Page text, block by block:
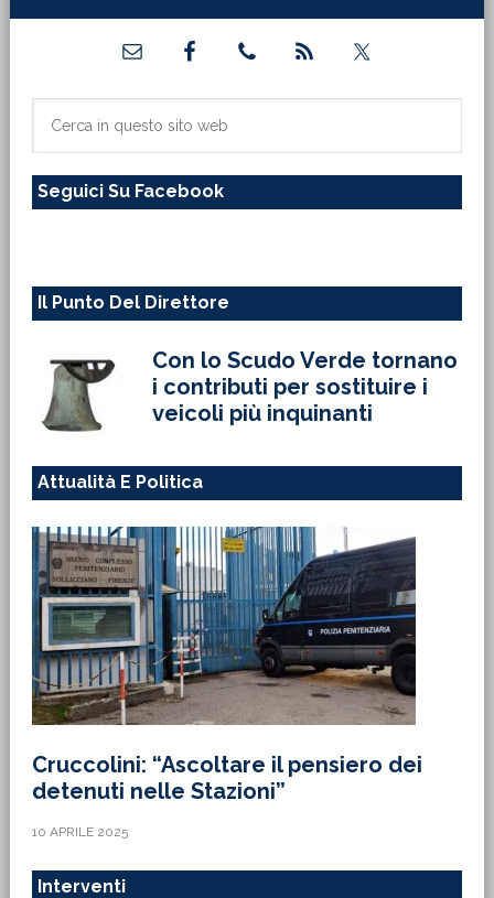
primaria
sito
Seguici Su Facebook
Il Punto Del Direttore
Con lo Scudo Verde tornano
i contributi per sostituire i
veicoli più inquinanti
Attualità E Politica
Cruccolini: “Ascoltare il pensiero dei
detenuti nelle Stazioni”
10 APRILE 2025
Interventi